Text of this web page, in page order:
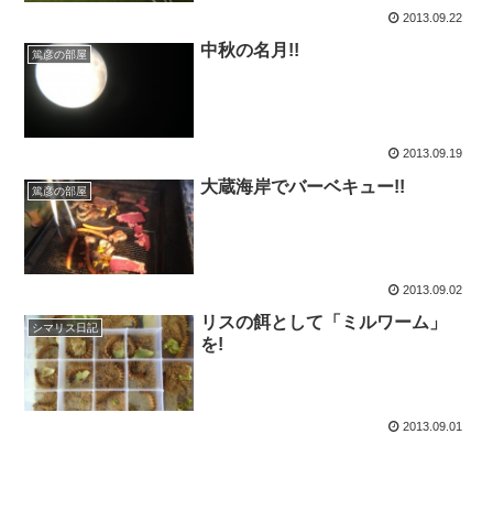
2013.09.22
篤彦の部屋 中秋の名月!!
2013.09.19
篤彦の部屋 大蔵海岸でバーベキュー!!
2013.09.02
シマリス日記
リスの餌として「ミルワーム」
を!
2013.09.01